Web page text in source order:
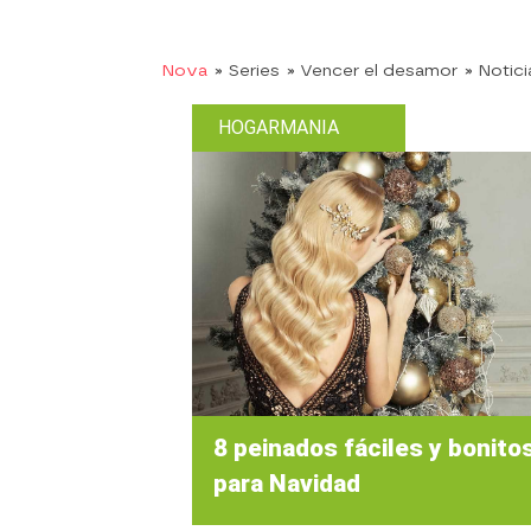
Nova » Series » Vencer el desamor »
HOGARMANIA
8 peinados fáciles y
para Navidad